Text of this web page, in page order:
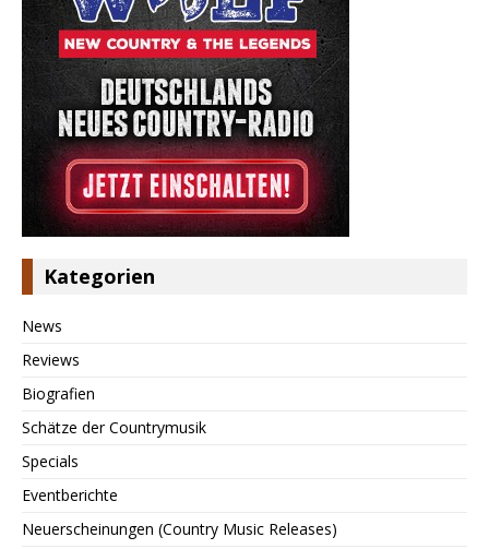
Kategorien
News
Reviews
Biografien
Schätze der Countrymusik
Specials
Eventberichte
Neuerscheinungen (Country Music Releases)